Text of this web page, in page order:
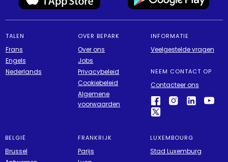
TALEN
Frans
Engels
Nederlands
OVER BEPARK
Over ons
Jobs
Privacybeleid
Cookiebeleid
Algemene
voorwaarden
INFORMATIE
Veelgestelde vragen
NEEM CONTACT OP
Contacteer ons
BELGIË
Brussel
FRANKRIJK
Parijs
LUXEMBOURG
Stad Luxemburg